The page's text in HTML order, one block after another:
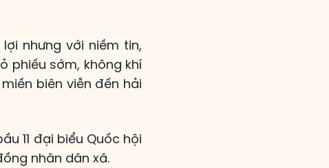
nhưng với niềm tin,
phiếu sớm, không khí
biên viễn đến hải
11 đại biểu Quốc hội
nhân dân xã.